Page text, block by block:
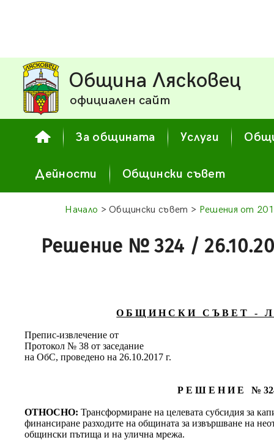
Община Лясковец
официален сайт
За общината Услуги
Дейности Общински съвет
Начало > Общински съвет > Решения от
Решение № 324 /
О Б Щ И Н С К И С Ъ В Е Т - Л
Препис-извлечение от
Протокол № 38 от заседание
на ОбС, проведено на 26.10.2017 г.
Р Е Ш Е Н И Е №
ОТНОСНО:Трансформиране на целевата субсидия за
финансиране разходите на общината за извършване на
общински пътища и на улична мрежа.